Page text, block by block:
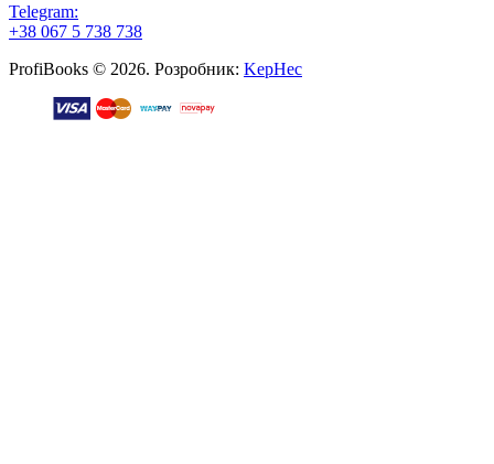
Telegram:
+38 067 5 738 738
ProfiBooks © 2026. Розробник: KepHec